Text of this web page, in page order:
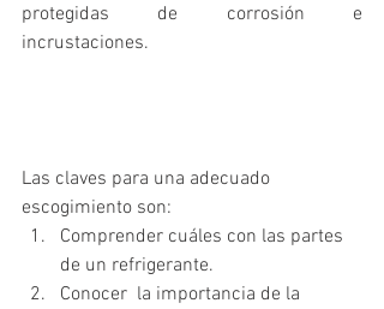
protegidas de corrosión e
incrustaciones.
Las claves para una adecuado
escogimiento son:
Comprender cuáles con las partes
de un refrigerante.
Conocer  la importancia de la